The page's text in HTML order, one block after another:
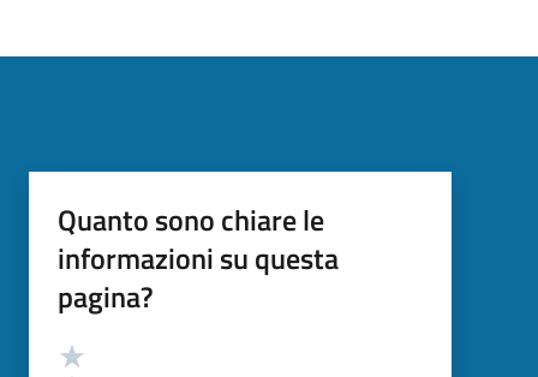
Quanto sono chiare le
informazioni su questa
pagina?
Valutazione